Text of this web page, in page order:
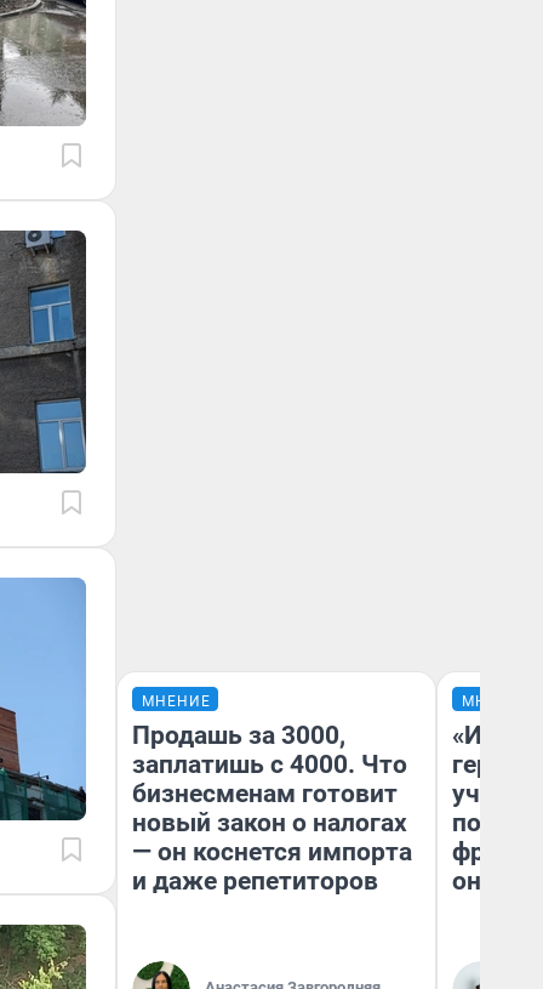
МНЕНИЕ
Продашь за 3000,
заплатишь с 4000. Что
бизнесменам готовит
новый закон о налогах
— он коснется импорта
и даже репетиторов
МНЕНИЕ
герои
учит
она